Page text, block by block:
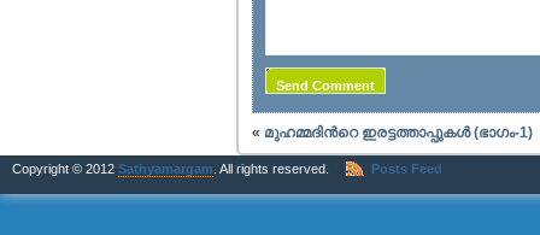
« മുഹമ്മദിന്‍റെ ഇരട്ടത്താപ്പുകള്‍ (ഭാഗം-1)
Copyright © 2012 Sathyamargam . All rights reserved. Posts Feed